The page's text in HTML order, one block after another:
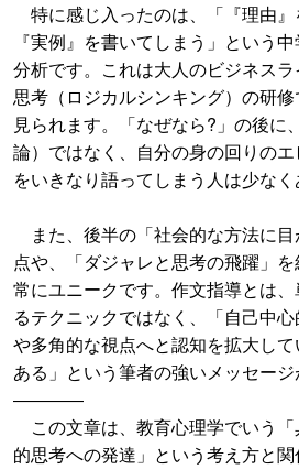
特に感じ入ったのは、「『理由
『実例』を書いてしまう」という
分析です。これは大人のビジネス
思考（ロジカルシンキング）の研
見られます。「なぜなら?」の後に
論）ではなく、自分の身の回りのエ
をいきなり語ってしまう人は少なく
また、後半の「社会的な方法に目
点や、「ダジャレと思考の飛躍」
常にユニークです。作文指導とは
るテクニックではなく、「自己中
や多角的な視点へと認知を拡大し
ある」という筆者の強いメッセージ
――――
この文章は、教育心理学でいう
的思考への発達」という考え方と関